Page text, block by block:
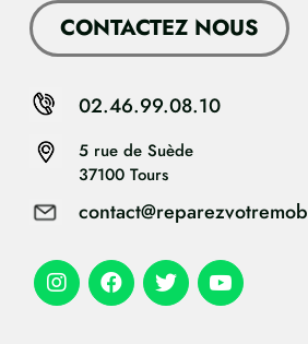
CONTACTEZ NOUS
5 rue de Suède
37100 Tours
02.46.99.08.10